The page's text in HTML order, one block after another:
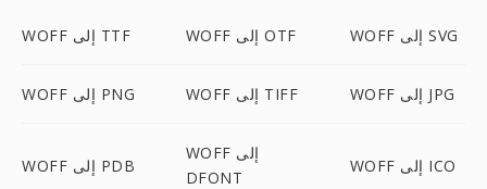
WOFF إلى TTF WOFF إلى OTF WOFF إلى SVG
WOFF إلى PNG WOFF إلى TIFF WOFF إلى JPG
WOFF إلى PDB
WOFF إلى
DFONT
WOFF إلى ICO